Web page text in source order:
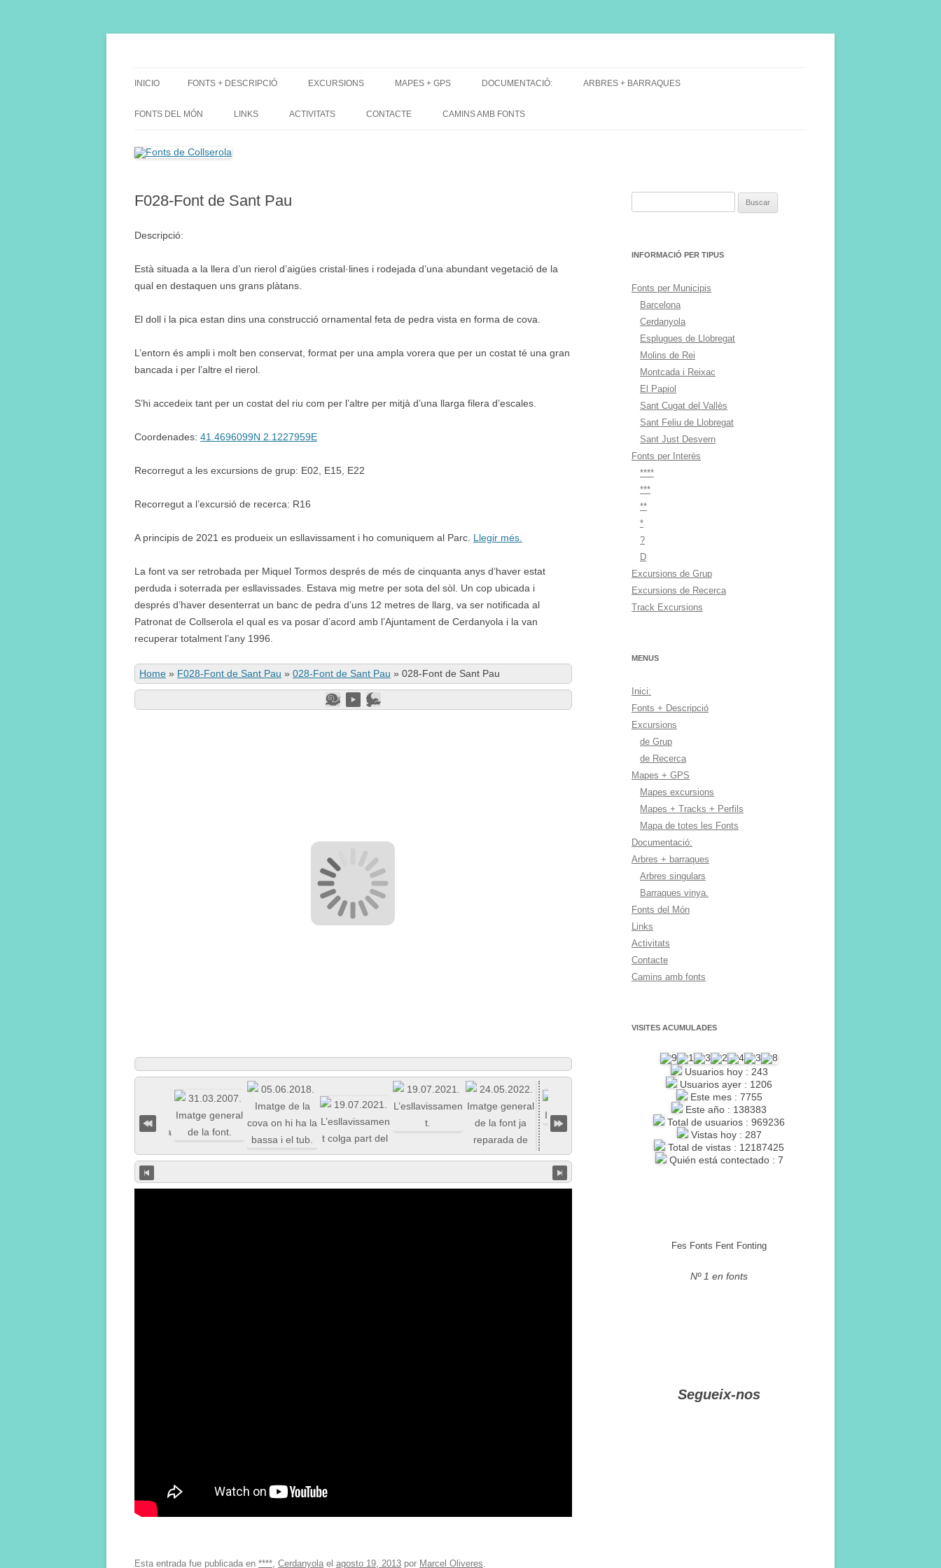
INICIO FONTS + DESCRIPCIÓ EXCURSIONS
DE GRUP
MAPES + GPS
MAPES EXCURSIONS
DOCUMENTACIÓ: ARBRES + BARRAQUES
FONTS DEL MÓN LINKS ACTIVITATS CONTACTE CAMINS AMB FONTS
F028-Font de Sant Pau
Descripció:
Està situada a la llera d’un rierol d’aigües cristal·lines i rodejada d’una abundant vegetació de la
qual en destaquen uns grans plàtans.
El doll i la pica estan dins una construcció ornamental feta de pedra vista en forma de cova.
L’entorn és ampli i molt ben conservat, format per una ampla vorera que per un costat té una gran
bancada i per l’altre el rierol.
S’hi accedeix tant per un costat del riu com per l’altre per mitjà d’una llarga filera d’escales.
Coordenades: 41.4696099N 2.1227959E
Recorregut a les excursions de grup: E02, E15, E22
Recorregut a l’excursió de recerca: R16
A principis de 2021 es produeix un esllavissament i ho comuniquem al Parc. Llegir més.
La font va ser retrobada per Miquel Tormos després de més de cinquanta anys d’haver estat
perduda i soterrada per esllavissades. Estava mig metre per sota del sòl. Un cop ubicada i
després d’haver desenterrat un banc de pedra d’uns 12 metres de llarg, va ser notificada al
Patronat de Collserola el qual es va posar d’acord amb l’Ajuntament de Cerdanyola i la van
recuperar totalment l’any 1996.
Home » F028-Font de Sant Pau » 028-Font de Sant Pau » 028-Font de Sant Pau
Esta entrada fue publicada en ****, Cerdanyola el agosto 19, 2013 por Marcel Oliveres.
INFORMACIÓ PER TIPUS
Fonts per Municipis
Barcelona
Cerdanyola
Esplugues de Llobregat
Molins de Rei
Montcada i Reixac
El Papiol
Sant Cugat del Vallès
Sant Feliu de Llobregat
Sant Just Desvern
Fonts per Interès
****
***
**
*
?
D
Excursions de Grup
Excursions de Recerca
Track Excursions
MENUS
Inici:
Fonts + Descripció
Excursions
de Grup
de Recerca
Mapes + GPS
Mapes excursions
Mapes + Tracks + Perfils
Mapa de totes les Fonts
Documentació:
Arbres + barraques
Arbres singulars
Barraques vinya.
Fonts del Món
Links
Activitats
Contacte
Camins amb fonts
VISITES ACUMULADES
Usuarios hoy : 243
Usuarios ayer : 1206
Este mes : 7755
Este año : 138383
Total de usuarios : 969236
Vistas hoy : 287
Total de vistas : 12187425
Quién está contectado : 7
Fes Fonts Fent Fonting
Nº 1 en fonts
Segueix-nos